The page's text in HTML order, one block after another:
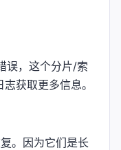
误，这个分片/索
获取更多信息。
。因为它们是长